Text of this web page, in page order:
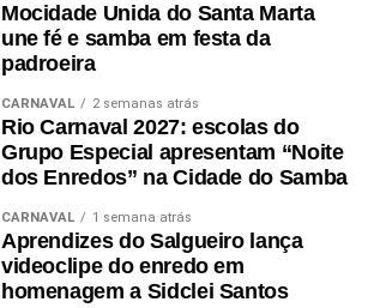
Mocidade Unida do Santa Marta
une fé e samba em festa da
padroeira
CARNAVAL 2 semanas atrás
Rio Carnaval 2027: escolas do
Grupo Especial apresentam “Noite
dos Enredos” na Cidade do Samba
CARNAVAL 1 semana atrás
Aprendizes do Salgueiro lança
videoclipe do enredo em
homenagem a Sidclei Santos